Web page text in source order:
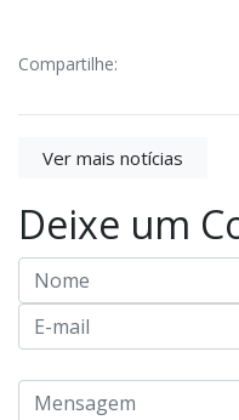
Compartilhe:
Ver mais notícias
Deixe um